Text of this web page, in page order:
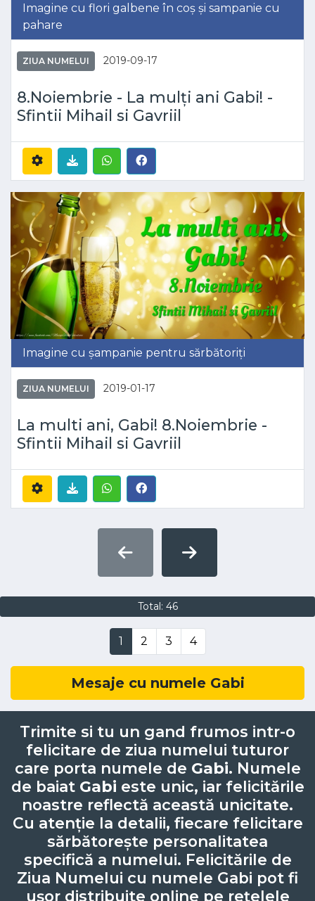
Imagine cu flori galbene în coș și sampanie cu
pahare
ZIUA NUMELUI 2019-09-17
8.Noiembrie - La mulți ani Gabi! -
Sfintii Mihail si Gavriil
Imagine cu șampanie pentru sărbătoriți
ZIUA NUMELUI 2019-01-17
La multi ani, Gabi! 8.Noiembrie -
Sfintii Mihail si Gavriil
Total: 46
1 2 3 4
Mesaje cu numele Gabi
Trimite si tu un gand frumos intr-o
felicitare de ziua numelui tuturor
care porta numele de Gabi. Numele
de baiat Gabi este unic, iar felicitările
noastre reflectă această unicitate.
Cu atenție la detalii, fiecare felicitare
sărbătorește personalitatea
specifică a numelui. Felicitările de
Ziua Numelui cu numele Gabi pot fi
ușor distribuite online pe rețelele